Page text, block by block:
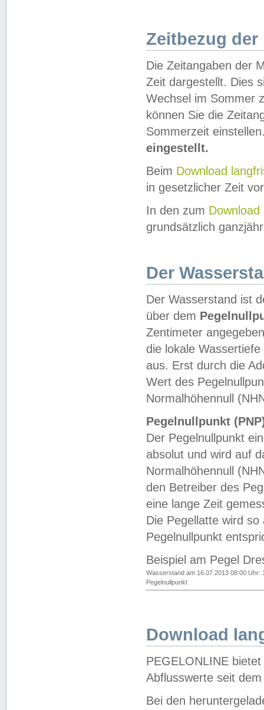
Zeitbezug der
Die Zeitangaben der
Zeit dargestellt. Dies
Wechsel im Sommer
können Sie die
Sommerzeit
eingestellt.
Beim Download
in gesetzlicher Zeit
In den zum Download
grundsätzlich
Der
Der Wasserstand ist
über dem
Zentimeter
die lokale
aus. Erst durch die
Wert des
Normalhöhennull
Pegelnullpunkt
Der Pegelnullpunkt
absolut und wird auf
Normalhöhennull
den Betreiber des
eine lange Zeit
Die Pegellatte wird
Pegelnullpunkt
Beispiel am Pegel
Wasserstand am 16.07.2013 08:00 Uhr:
Pegelnullpunkt
Download
PEGELONLINE
Abflusswerte seit
Bei den